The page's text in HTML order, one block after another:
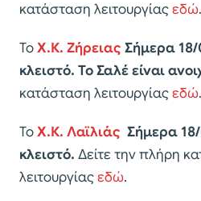
κατάσταση λειτουργίαςεδώ.
ΤοΧ.Κ. Ζήρειας Σήμερα 18/
κλειστό. Το Σαλέ είναι
κατάσταση λειτουργίαςεδώ.
ΤοΧ.Κ. Λαϊλιάς Σήμερα
κλειστό. Δείτε την πλήρη
λειτουργίαςεδώ.